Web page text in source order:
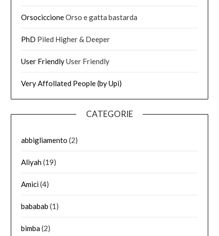
OrsociccioneOrso e gatta bastarda
PhD Piled Higher & Deeper
User FriendlyUser Friendly
Very Affollated People (by Upi)
CATEGORIE
abbigliamento (2)
Aliyah(19)
Amici(4)
bababab (1)
bimba(2)